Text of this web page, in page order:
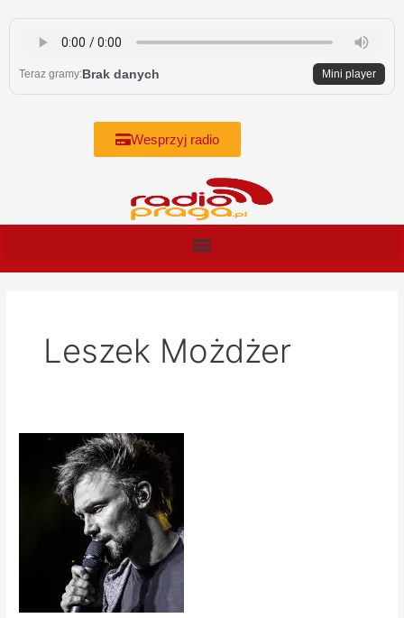
content
Teraz gramy:Brak danych Mini player
Wesprzyj radio
Leszek Możdżer
znajomo
znajomo